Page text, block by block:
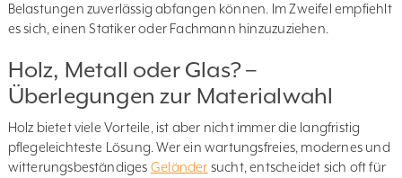
Belastungen zuverlässig abfangen können. Im Zweifel empfiehlt
es sich, einen Statiker oder Fachmann hinzuzuziehen.
Holz, Metall oder Glas? –
Überlegungen zur Materialwahl
Holz bietet viele Vorteile, ist aber nicht immer die langfristig
pflegeleichteste Lösung. Wer ein wartungsfreies, modernes und
witterungsbeständiges Geländer sucht, entscheidet sich oft für